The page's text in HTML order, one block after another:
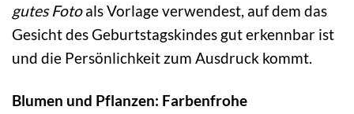
gutes Fotoals Vorlage verwendest, auf dem das
Gesicht des Geburtstagskindes gut erkennbar ist
und die Persönlichkeit zum Ausdruck kommt.
Blumen und Pflanzen: Farbenfrohe